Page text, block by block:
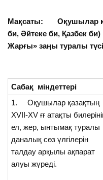
Мақсаты: Оқушылар
би, Әйтеке би, Қазбек
Жарғы» заңы туралы
Сабақ міндеттері
1. Оқушылар қазақтың
ХVІІ-ХV ғғ атақты
ел, жер, ынтымақ туралы
даналық сөз үлгілерін
талдау арқылы ақпарат
алуы жүреді.